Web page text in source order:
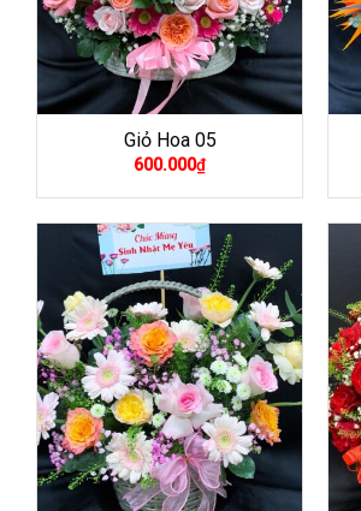
Giỏ Hoa 05
600.000₫